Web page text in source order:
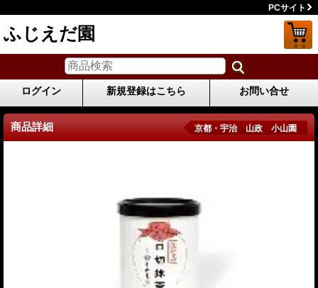
PCサイト
ふじえだ園
ログイン 新規登録はこちら お問い合せ
商品詳細 京都・宇治 山政 小山園